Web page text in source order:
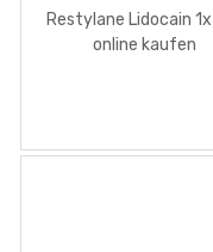
Restylane Lidocain 1x
online kaufen